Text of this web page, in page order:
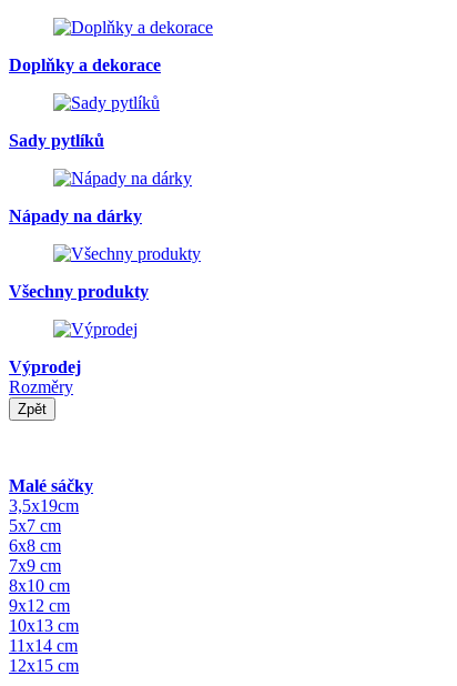
Doplňky a dekorace
Sady pytlíků
Nápady na dárky
Všechny produkty
Výprodej
Rozměry
Zpět
Malé sáčky
3,5x19cm
5x7 cm
6x8 cm
7x9 cm
8x10 cm
9x12 cm
10x13 cm
11x14 cm
12x15 cm